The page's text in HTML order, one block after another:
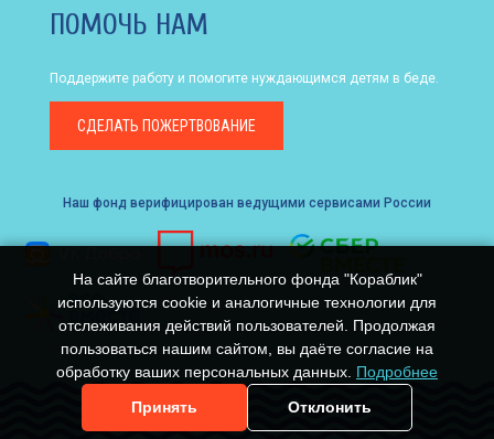
ПОМОЧЬ НАМ
Поддержите работу и помогите нуждающимся детям в беде.
СДЕЛАТЬ ПОЖЕРТВОВАНИЕ
Наш фонд верифицирован ведущими сервисами России
На сайте благотворительного фонда "Кораблик"
используются cookie и аналогичные технологии для
отслеживания действий пользователей. Продолжая
пользоваться нашим сайтом, вы даёте согласие на
обработку ваших персональных данных. Подробнее
Принять
Отклонить